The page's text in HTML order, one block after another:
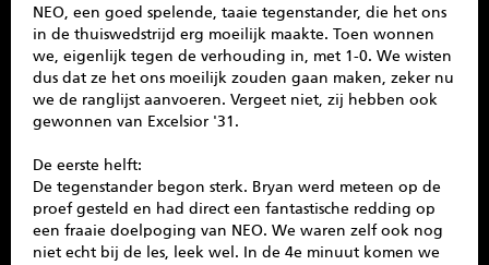
NEO, een goed spelende, taaie tegenstander, die het ons
in de thuiswedstrijd erg moeilijk maakte. Toen wonnen
we, eigenlijk tegen de verhouding in, met 1-0. We wisten
dus dat ze het ons moeilijk zouden gaan maken, zeker nu
we de ranglijst aanvoeren. Vergeet niet, zij hebben ook
gewonnen van Excelsior '31.
De eerste helft:
De tegenstander begon sterk. Bryan werd meteen op de
proef gesteld en had direct een fantastische redding op
een fraaie doelpoging van NEO. We waren zelf ook nog
niet echt bij de les, leek wel. In de 4e minuut komen we